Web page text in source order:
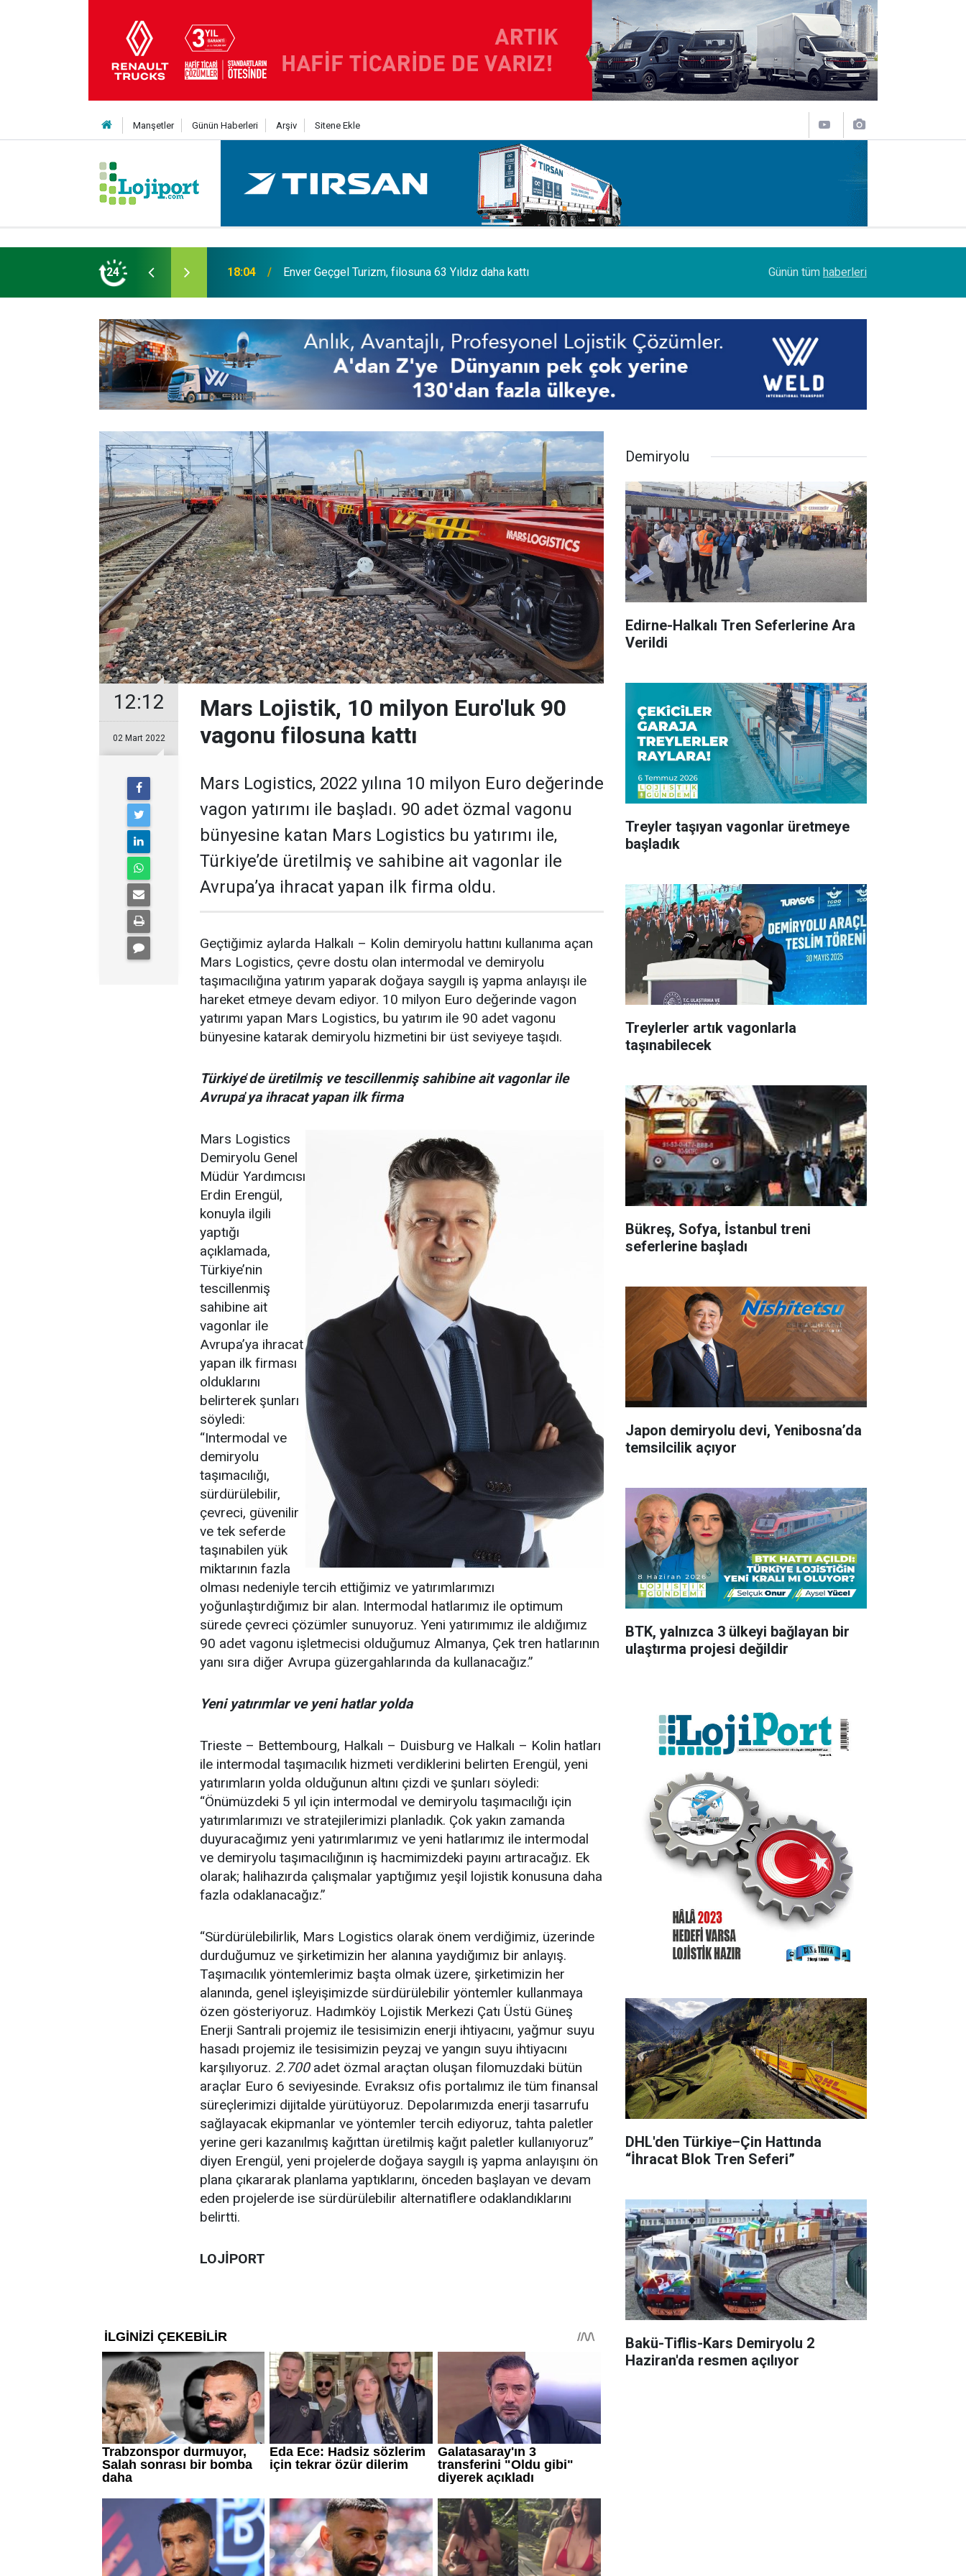
Manşetler Günün Haberleri Arşiv Sitene Ekle
24 12:50 Lojistik sektörünün acı kaybı; Cihan Yıldıran vefat etti SOCAR Terminal de, MSC Tiger Servisi'nin
Günün tüm haberleri
12:12
02 Mart 2022
Mars Lojistik, 10 milyon Euro'luk 90
vagonu filosuna kattı
Mars Logistics, 2022 yılına 10 milyon Euro değerinde
vagon yatırımı ile başladı. 90 adet özmal vagonu
bünyesine katan Mars Logistics bu yatırımı ile,
Türkiye’de üretilmiş ve sahibine ait vagonlar ile
Avrupa’ya ihracat yapan ilk firma oldu.
Geçtiğimiz aylarda Halkalı – Kolin demiryolu hattını kullanıma açan
Mars Logistics, çevre dostu olan intermodal ve demiryolu
taşımacılığına yatırım yaparak doğaya saygılı iş yapma anlayışı ile
hareket etmeye devam ediyor. 10 milyon Euro değerinde vagon
yatırımı yapan Mars Logistics, bu yatırım ile 90 adet vagonu
bünyesine katarak demiryolu hizmetini bir üst seviyeye taşıdı.
Türkiye’de üretilmiş ve tescillenmiş sahibine ait vagonlar ile
Avrupa’ya ihracat yapan ilk firma
Mars Logistics
Demiryolu Genel
Müdür Yardımcısı
Erdin Erengül,
konuyla ilgili
yaptığı
açıklamada,
Türkiye’nin
tescillenmiş
sahibine ait
vagonlar ile
Avrupa’ya ihracat
yapan ilk firması
olduklarını
belirterek şunları
söyledi:
“Intermodal ve
demiryolu
taşımacılığı,
sürdürülebilir,
çevreci, güvenilir
ve tek seferde
taşınabilen yük
miktarının fazla
olması nedeniyle tercih ettiğimiz ve yatırımlarımızı
yoğunlaştırdığımız bir alan. Intermodal hatlarımız ile optimum
sürede çevreci çözümler sunuyoruz. Yeni yatırımımız ile aldığımız
90 adet vagonu işletmecisi olduğumuz Almanya, Çek tren hatlarının
yanı sıra diğer Avrupa güzergahlarında da kullanacağız.”
Yeni yatırımlar ve yeni hatlar yolda
Trieste – Bettembourg, Halkalı – Duisburg ve Halkalı – Kolin hatları
ile intermodal taşımacılık hizmeti verdiklerini belirten Erengül, yeni
yatırımların yolda olduğunun altını çizdi ve şunları söyledi:
“Önümüzdeki 5 yıl için intermodal ve demiryolu taşımacılığı için
yatırımlarımızı ve stratejilerimizi planladık. Çok yakın zamanda
duyuracağımız yeni yatırımlarımız ve yeni hatlarımız ile intermodal
ve demiryolu taşımacılığının iş hacmimizdeki payını artıracağız. Ek
olarak; halihazırda çalışmalar yaptığımız yeşil lojistik konusuna daha
fazla odaklanacağız.”
“Sürdürülebilirlik, Mars Logistics olarak önem verdiğimiz, üzerinde
durduğumuz ve şirketimizin her alanına yaydığımız bir anlayış.
Taşımacılık yöntemlerimiz başta olmak üzere, şirketimizin her
alanında, genel işleyişimizde sürdürülebilir yöntemler kullanmaya
özen gösteriyoruz. Hadımköy Lojistik Merkezi Çatı Üstü Güneş
Enerji Santrali projemiz ile tesisimizin enerji ihtiyacını, yağmur suyu
hasadı projemiz ile tesisimizin peyzaj ve yangın suyu ihtiyacını
karşılıyoruz. 2.700adet özmal araçtan oluşan filomuzdaki bütün
araçlar Euro 6 seviyesinde. Evraksız ofis portalımız ile tüm finansal
süreçlerimizi dijitalde yürütüyoruz. Depolarımızda enerji tasarrufu
sağlayacak ekipmanlar ve yöntemler tercih ediyoruz, tahta paletler
yerine geri kazanılmış kağıttan üretilmiş kağıt paletler kullanıyoruz”
diyen Erengül, yeni projelerde doğaya saygılı iş yapma anlayışını ön
plana çıkararak planlama yaptıklarını, önceden başlayan ve devam
eden projelerde ise sürdürülebilir alternatiflere odaklandıklarını
belirtti.
LOJİPORT
Demiryolu
Edirne-Halkalı Tren Seferlerine Ara
Verildi
Treyler taşıyan vagonlar üretmeye
başladık
Treylerler artık vagonlarla
taşınabilecek
Bükreş, Sofya, İstanbul treni
seferlerine başladı
Japon demiryolu devi, Yenibosna’da
temsilcilik açıyor
BTK, yalnızca 3 ülkeyi bağlayan bir
ulaştırma projesi değildir
DHL'den Türkiye–Çin Hattında
“İhracat Blok Tren Seferi”
Bakü-Tiflis-Kars Demiryolu 2
Haziran'da resmen açılıyor